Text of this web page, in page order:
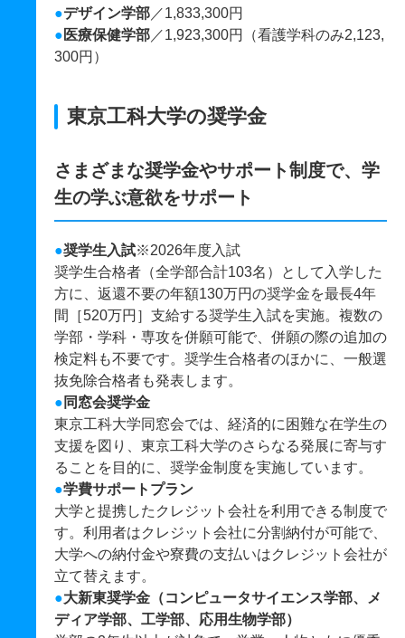
●デザイン学部 ／1,833,300円
● 医療保健学部 ／1,923,300円（看護学科のみ2,123,
300円）
東京工科大学の奨学金
さまざまな奨学金やサポート制度で、学
生の学ぶ意欲をサポート
●奨学生入試※2026年度入試
奨学生合格者（全学部合計103名）として入学した
方に、返還不要の年額130万円の奨学金を最長4年
間［520万円］支給する奨学生入試を実施。複数の
学部・学科・専攻を併願可能で、併願の際の追加の
検定料も不要です。奨学生合格者のほかに、一般選
抜免除合格者も発表します。
● 同窓会奨学金
東京工科大学同窓会では、経済的に困難な在学生の
支援を図り、東京工科大学のさらなる発展に寄与す
ることを目的に、奨学金制度を実施しています。
●学費サポートプラン
大学と提携したクレジット会社を利用できる制度で
す。利用者はクレジット会社に分割納付が可能で、
大学への納付金や寮費の支払いはクレジット会社が
立て替えます。
●大新東奨学金（コンピュータサイエンス学部、メ
ディア学部、工学部、応用生物学部）